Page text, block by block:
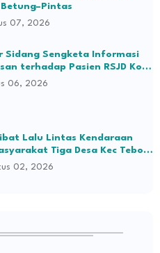
07, 2026
Sidang Sengketa Informasi
terhadap Pasien RSJD Kol.
06, 2026
Lalu Lintas Kendaraan
Tiga Desa Kec Tebo
Jalan
02, 2026